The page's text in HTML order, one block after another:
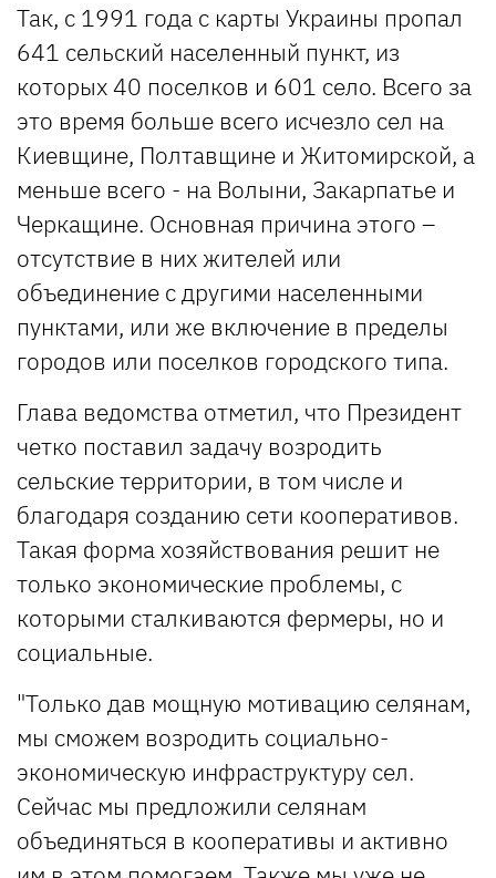
Так, с 1991 года с карты Украины пропал
641 сельский населенный пункт, из
которых 40 поселков и 601 село. Всего за
это время больше всего исчезло сел на
Киевщине, Полтавщине и Житомирской, а
меньше всего - на Волыни, Закарпатье и
Черкащине. Основная причина этого –
отсутствие в них жителей или
объединение с другими населенными
пунктами, или же включение в пределы
городов или поселков городского типа.
Глава ведомства отметил, что Президент
четко поставил задачу возродить
сельские территории, в том числе и
благодаря созданию сети кооперативов.
Такая форма хозяйствования решит не
только экономические проблемы, с
которыми сталкиваются фермеры, но и
социальные.
"Только дав мощную мотивацию селянам,
мы сможем возродить социально-
экономическую инфраструктуру сел.
Сейчас мы предложили селянам
объединяться в кооперативы и активно